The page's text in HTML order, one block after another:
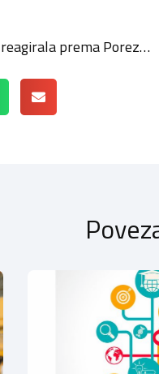
Sekcija računovođa HOK-a reagirala prema Poreznoj upravi i obrtnicima